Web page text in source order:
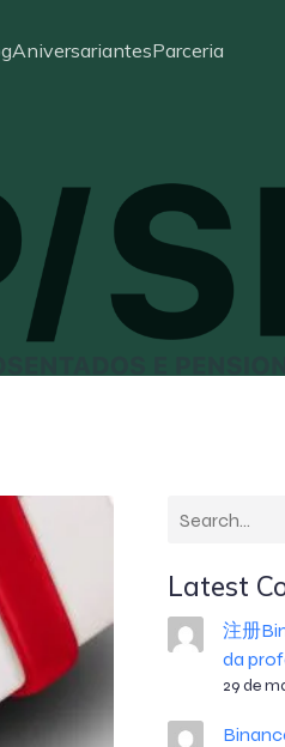
AniversariantesParceria
Latest
注册
da
29 de